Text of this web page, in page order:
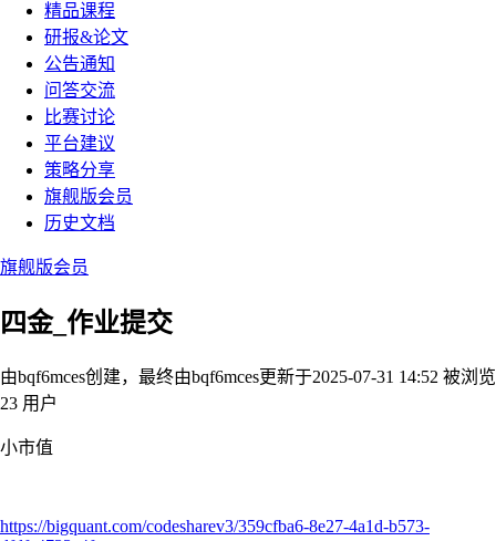
精品课程
研报&论文
公告通知
问答交流
比赛讨论
平台建议
策略分享
旗舰版会员
历史文档
旗舰版会员
四金_作业提交
由bqf6mces创建，最终由bqf6mces更新于2025-07-31 14:52 被浏览
23 用户
小市值
https://bigquant.com/codesharev3/359cfba6-8e27-4a1d-b573-